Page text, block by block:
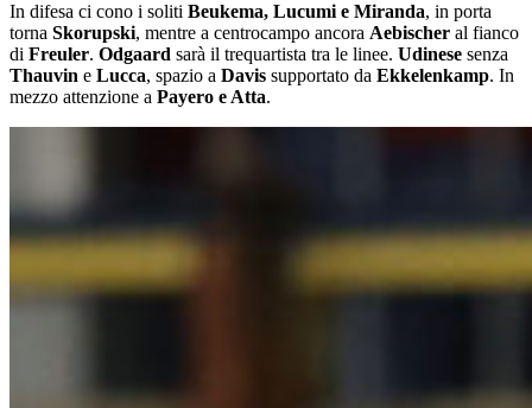
In difesa ci cono i soliti Beukema, Lucumi e Miranda, in porta
torna Skorupski, mentre a centrocampo ancora Aebischer al fianco
di Freuler. Odgaard sarà il trequartista tra le linee. Udinese senza
Thauvin e Lucca, spazio a Davis supportato da Ekkelenkamp. In
mezzo attenzione a Payero e Atta.